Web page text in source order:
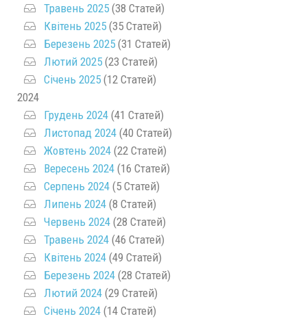
Травень 2025 (38 Статей)
Квітень 2025 (35 Статей)
Березень 2025 (31 Статей)
Лютий 2025 (23 Статей)
Січень 2025 (12 Статей)
2024
Грудень 2024 (41 Статей)
Листопад 2024 (40 Статей)
Жовтень 2024 (22 Статей)
Вересень 2024 (16 Статей)
Серпень 2024 (5 Статей)
Липень 2024 (8 Статей)
Червень 2024 (28 Статей)
Травень 2024 (46 Статей)
Квітень 2024 (49 Статей)
Березень 2024 (28 Статей)
Лютий 2024 (29 Статей)
Січень 2024 (14 Статей)